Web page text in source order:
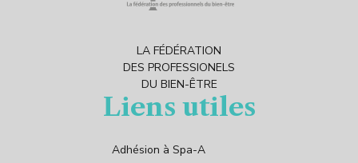
LA FÉDÉRATION
DES PROFESSIONELS
DU BIEN-ÊTRE
Liens utiles
Adhésion à Spa-A